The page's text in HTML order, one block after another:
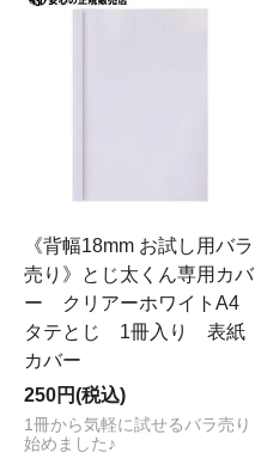
《背幅18mm お試し用バラ
売り》とじ太くん専用カバ
ー クリアーホワイトA4
タテとじ 1冊入り 表紙
カバー
250円(税込)
1冊から気軽に試せるバラ売り
始めました♪